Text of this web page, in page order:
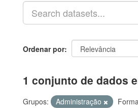
Ordenar por
1 conjunto de dados
Grupos: Administração